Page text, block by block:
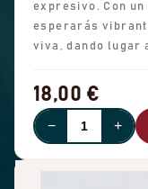
expresivo. Con
esperarás
viva, dando lugar
18,00 €
− +